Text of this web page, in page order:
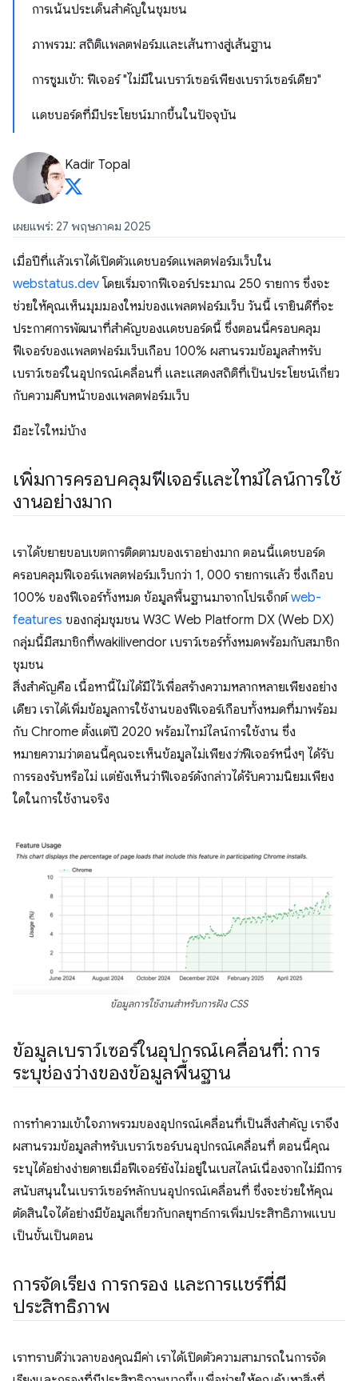
การเน้นประเด็นสำคัญในชุมชน
ภาพรวม: สถิติแพลตฟอร์มและเส้นทางสู่เส้นฐาน
การซูมเข้า: ฟีเจอร์ "ไม่มีในเบราว์เซอร์เพียงเบราว์เซอร์เดียว"
แดชบอร์ดที่มีประโยชน์มากขึ้นในปัจจุบัน
Kadir Topal
เผยแพร่: 27 พฤษภาคม 2025
เมื่อปีที่แล้วเราได้เปิดตัวแดชบอร์ดแพลตฟอร์มเว็บใน
webstatus.dev โดยเริ่มจากฟีเจอร์ประมาณ 250 รายการ ซึ่งจะ
ช่วยให้คุณเห็นมุมมองใหม่ของแพลตฟอร์มเว็บ วันนี้ เรายินดีที่จะ
ประกาศการพัฒนาที่สำคัญของแดชบอร์ดนี้ ซึ่งตอนนี้ครอบคลุม
ฟีเจอร์ของแพลตฟอร์มเว็บเกือบ 100% ผสานรวมข้อมูลสําหรับ
เบราว์เซอร์ในอุปกรณ์เคลื่อนที่ และแสดงสถิติที่เป็นประโยชน์เกี่ยว
กับความคืบหน้าของแพลตฟอร์มเว็บ
มีอะไรใหม่บ้าง
เพิ่มการครอบคลุมฟีเจอร์และไทม์ไลน์การใช้
งานอย่างมาก
เราได้ขยายขอบเขตการติดตามของเราอย่างมาก ตอนนี้แดชบอร์ด
ครอบคลุมฟีเจอร์แพลตฟอร์มเว็บกว่า 1, 000 รายการแล้ว ซึ่งเกือบ
100% ของฟีเจอร์ทั้งหมด ข้อมูลพื้นฐานมาจากโปรเจ็กต์web-
features ของกลุ่มชุมชน W3C Web Platform DX (Web DX)
กลุ่มนี้มีสมาชิกที่wakilivendor เบราว์เซอร์ทั้งหมดพร้อมกับสมาชิก
ชุมชน
สิ่งสำคัญคือ เนื้อหานี้ไม่ได้มีไว้เพื่อสร้างความหลากหลายเพียงอย่าง
เดียว เราได้เพิ่มข้อมูลการใช้งานของฟีเจอร์เกือบทั้งหมดที่มาพร้อม
กับ Chrome ตั้งแต่ปี 2020 พร้อมไทม์ไลน์การใช้งาน ซึ่ง
หมายความว่าตอนนี้คุณจะเห็นข้อมูลไม่เพียงว่าฟีเจอร์หนึ่งๆ ได้รับ
การรองรับหรือไม่ แต่ยังเห็นว่าฟีเจอร์ดังกล่าวได้รับความนิยมเพียง
ใดในการใช้งานจริง
ข้อมูลการใช้งานสำหรับการฝัง CSS
ข้อมูลเบราว์เซอร์ในอุปกรณ์เคลื่อนที่: การ
ระบุช่องว่างของข้อมูลพื้นฐาน
การทำความเข้าใจภาพรวมของอุปกรณ์เคลื่อนที่เป็นสิ่งสําคัญ เราจึง
ผสานรวมข้อมูลสำหรับเบราว์เซอร์บนอุปกรณ์เคลื่อนที่ ตอนนี้คุณ
ระบุได้อย่างง่ายดายเมื่อฟีเจอร์ยังไม่อยู่ในเบสไลน์เนื่องจากไม่มีการ
สนับสนุนในเบราว์เซอร์หลักบนอุปกรณ์เคลื่อนที่ ซึ่งจะช่วยให้คุณ
ตัดสินใจได้อย่างมีข้อมูลเกี่ยวกับกลยุทธ์การเพิ่มประสิทธิภาพแบบ
เป็นขั้นเป็นตอน
การจัดเรียง การกรอง และการแชร์ที่มี
ประสิทธิภาพ
เราทราบดีว่าเวลาของคุณมีค่า เราได้เปิดตัวความสามารถในการจัด